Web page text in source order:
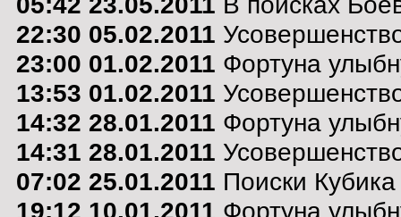
22:30 05.02.2011
23:00 01.02.2011 Фортуна
13:53 01.02.2011
14:32 28.01.2011 Фортуна
14:31 28.01.2011
07:02 25.01.2011 Поиски Кубика
19:12 10.01.2011 Фортуна